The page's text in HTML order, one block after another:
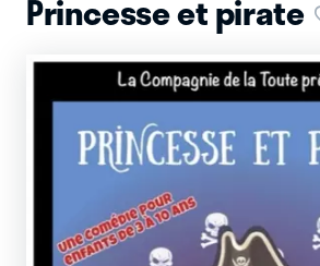
EN TOURNÉE
Princesse et pirate